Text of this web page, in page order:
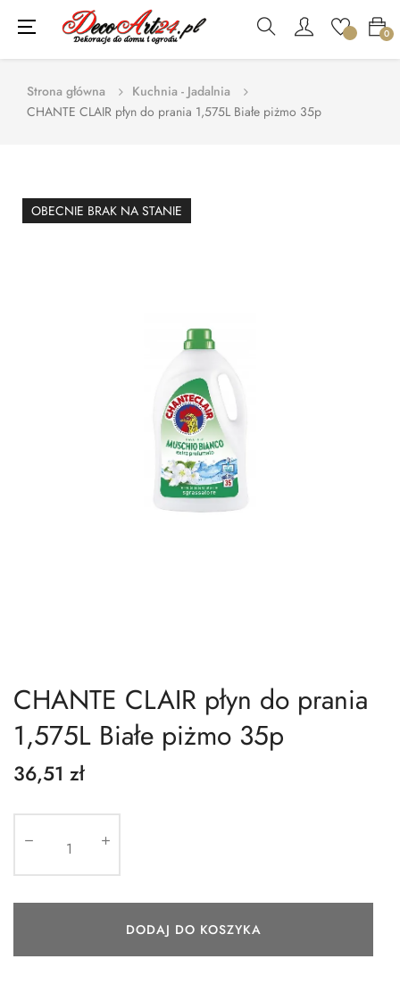
0
Toggle
navigation
☰
Strona główna
Kuchnia - Jadalnia
CHANTE CLAIR płyn do prania 1,575L Białe piżmo 35p
OBECNIE BRAK NA STANIE
CHANTE CLAIR płyn do prania
1,575L Białe piżmo 35p
36,51 zł
DODAJ DO KOSZYKA